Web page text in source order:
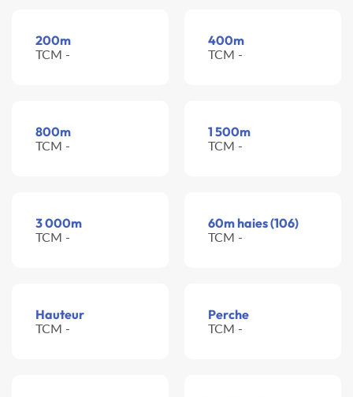
200m
TCM -
400m
TCM -
800m
TCM -
1 500m
TCM -
3 000m
TCM -
60m haies (106)
TCM -
Hauteur
TCM -
Perche
TCM -